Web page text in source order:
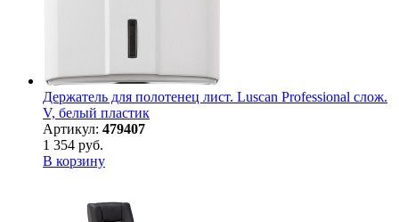
Держатель для полотенец лист. Luscan Professional слож.
V, белый пластик
Артикул: 479407
1 354 руб.
В корзину